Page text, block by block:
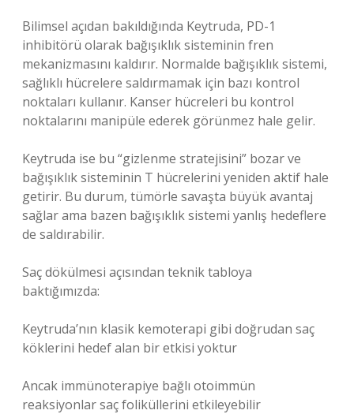
Bilimsel açıdan bakıldığında Keytruda, PD-1
inhibitörü olarak bağışıklık sisteminin fren
mekanizmasını kaldırır. Normalde bağışıklık sistemi,
sağlıklı hücrelere saldırmamak için bazı kontrol
noktaları kullanır. Kanser hücreleri bu kontrol
noktalarını manipüle ederek görünmez hale gelir.
Keytruda ise bu “gizlenme stratejisini” bozar ve
bağışıklık sisteminin T hücrelerini yeniden aktif hale
getirir. Bu durum, tümörle savaşta büyük avantaj
sağlar ama bazen bağışıklık sistemi yanlış hedeflere
de saldırabilir.
Saç dökülmesi açısından teknik tabloya
baktığımızda:
Keytruda’nın klasik kemoterapi gibi doğrudan saç
köklerini hedef alan bir etkisi yoktur
Ancak immünoterapiye bağlı otoimmün
reaksiyonlar saç foliküllerini etkileyebilir